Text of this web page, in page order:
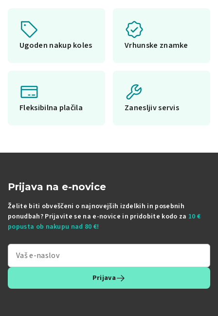
Ugoden nakup koles Vrhunske znamke
Fleksibilna plačila Zanesljiv servis
Prijava na e-novice
Želite biti obveščeni o najnovejših izdelkih in posebnih
ponudbah? Prijavite se na e-novice in pridobite kodo za 10 €
popusta ob nakupu nad 80 €!
Prijava